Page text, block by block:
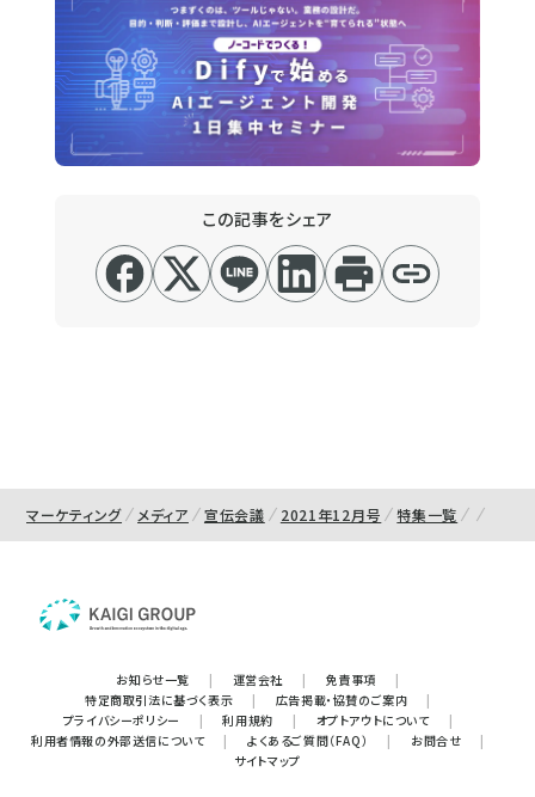
この記事をシェア
マーケティング メディア 宣伝会議 2021年12月号 特集一覧
お知らせ一覧 | 運営会社 | 免責事項
|
特定商取引法に基づく表示
| 広告掲載・協賛のご案内
|
プライバシーポリシー
| 利用規約 | オプトアウトについて
|
利用者情報の外部送信について
| よくあるご質問（FAQ） | お問合せ
|
サイトマップ